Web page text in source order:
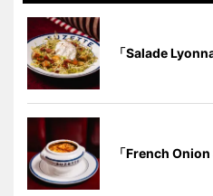
「Salade
「French